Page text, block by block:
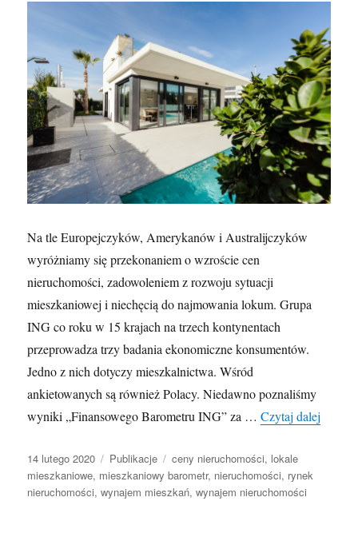
Na tle Europejczyków, Amerykanów i Australijczyków
wyróżniamy się przekonaniem o wzroście cen
nieruchomości, zadowoleniem z rozwoju sytuacji
mieszkaniowej i niechęcią do najmowania lokum. Grupa
ING co roku w 15 krajach na trzech kontynentach
przeprowadza trzy badania ekonomiczne konsumentów.
Jedno z nich dotyczy mieszkalnictwa. Wśród
ankietowanych są również Polacy. Niedawno poznaliśmy
wyniki „Finansowego Barometru ING” za …Czytaj dalej
Opublikowano
14 lutego 2020 Kategorie
Publikacje Tagi
ceny nieruchomości, lokale
mieszkaniowe, mieszkaniowy barometr, nieruchomości, rynek
nieruchomości,wynajem mieszkań,wynajem nieruchomości